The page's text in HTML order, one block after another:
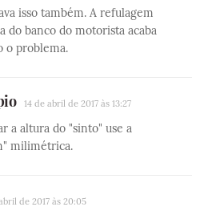
isso também. A refulagem
do banco do motorista acaba
o problema.
14 de abril de 2017 às 13:27
a altura do "sinto" use a
milimétrica.
de 2017 às 20:05